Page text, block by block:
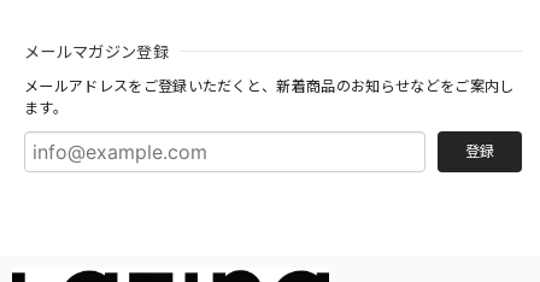
メールマガジン登録
メールアドレスをご登録いただくと、新着商品のお知らせなどをご案内し
ます。
登録